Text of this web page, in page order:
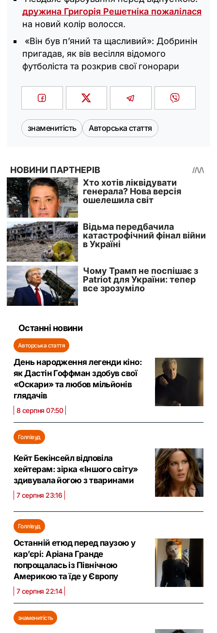
дружина Григорія Решетніка пожалілася
на новий колір волосся.
«Він був п’яний та щасливий»: Добринін
пригадав, як вів весілля відомого
футболіста та розкрив свої гонорари
знаменитість Авторська стаття
Останні новини
Авторська стаття
День народження легенди кіно:
як Дастін Гоффман здобув свої
«Оскари» та любов мільйонів
глядачів
8 серпня 07:50
Голлівуд
Кейт Бекінсейл відповіла
хейтерам: зірка «Іншого світу»
здивувала йогою з тваринами
7 серпня 23:16
Голлівуд
Останній етюд перед паузою у
кар’єрі: Аріана Гранде
попрощалась із Північною
Америкою та їде у Європу
7 серпня 22:14
знаменитість